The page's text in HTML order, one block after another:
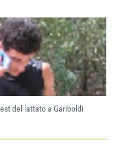
del lattato a Gariboldi